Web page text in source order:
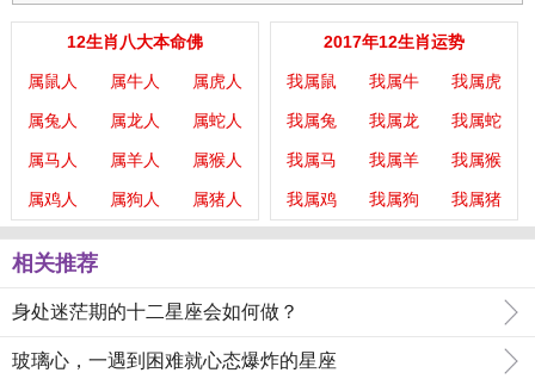
12生肖八大本命佛
属鼠人 属牛人 属虎人
属兔人 属龙人 属蛇人
属马人 属羊人 属猴人
属鸡人 属狗人 属猪人
2017年12生肖运势
我属鼠 我属牛 我属虎
我属兔 我属龙 我属蛇
我属马 我属羊 我属猴
我属鸡 我属狗 我属猪
相关推荐
身处迷茫期的十二星座会如何做？
玻璃心，一遇到困难就心态爆炸的星座